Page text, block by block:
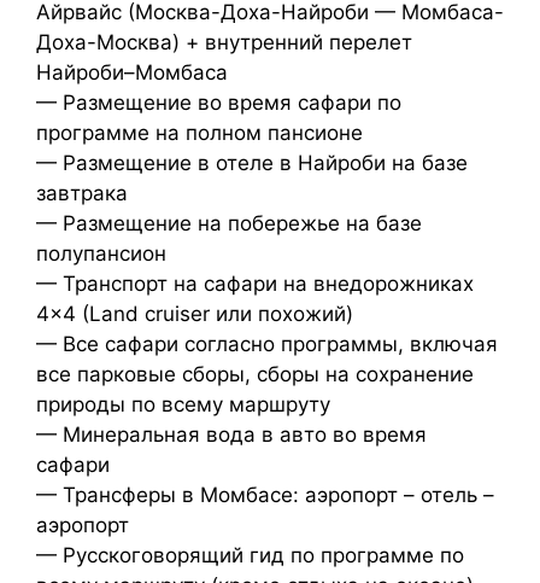
Айрвайс (Москва-Доха-Найроби — Момбаса-
Доха-Москва) + внутренний перелет
Найроби–Момбаса
— Размещение во время сафари по
программе на полном пансионе
— Размещение в отеле в Найроби на базе
завтрака
— Размещение на побережье на базе
полупансион
— Транспорт на сафари на внедорожниках
4×4 (Land cruiser или похожий)
— Все сафари согласно программы, включая
все парковые сборы, сборы на сохранение
природы по всему маршруту
— Минеральная вода в авто во время
сафари
— Трансферы в Момбасе: аэропорт – отель –
аэропорт
— Русскоговорящий гид по программе по